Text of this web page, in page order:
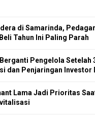
di Samarinda,
Tahun Ini Paling Parah
Pengelola Setelah
dan Penjaringan Investor
Lama Jadi Prioritas